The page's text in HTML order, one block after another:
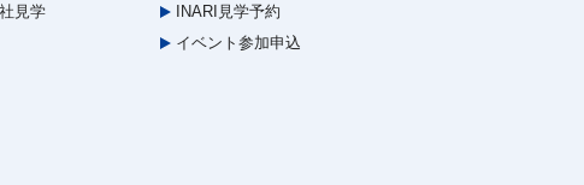
見学
INARI見学予約
イベント参加申込